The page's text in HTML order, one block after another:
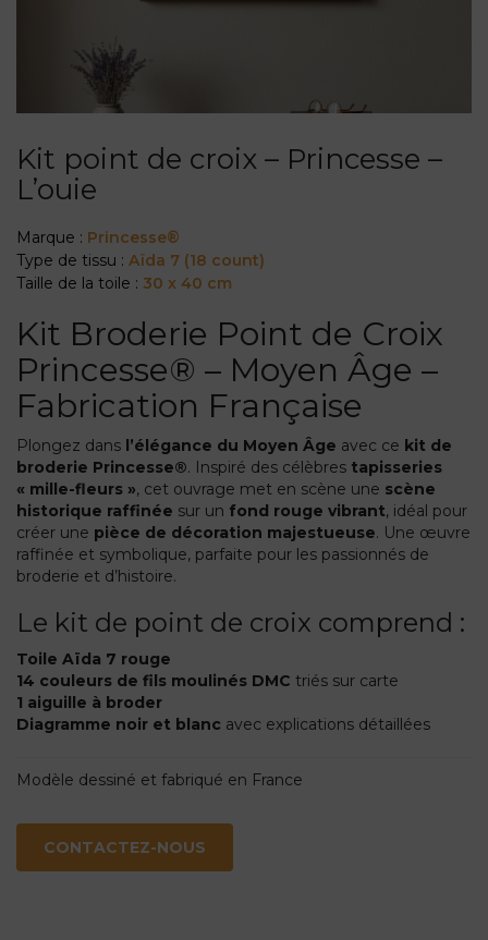
Kit point de croix – Princesse –
L’ouie
Marque : Princesse®
Type de tissu : Aïda 7 (18 count)
Taille de la toile : 30 x 40 cm
Kit Broderie Point de Croix
Princesse® – Moyen Âge –
Fabrication Française
Plongez dans l’élégance du Moyen Âge avec ce kit de
broderie Princesse®. Inspiré des célèbres tapisseries
« mille-fleurs », cet ouvrage met en scène une scène
historique raffinée sur un fond rouge vibrant, idéal pour
créer une pièce de décoration majestueuse. Une œuvre
raffinée et symbolique, parfaite pour les passionnés de
broderie et d’histoire.
Le kit de point de croix comprend :
Toile Aïda 7 rouge
14 couleurs de fils moulinés DMC triés sur carte
1 aiguille à broder
Diagramme noir et blanc avec explications détaillées
Modèle dessiné et fabriqué en France
CONTACTEZ-NOUS